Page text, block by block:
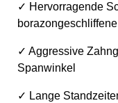
✓ Hervorragende
✓ Aggressive
Spanwinkel
✓ Lange